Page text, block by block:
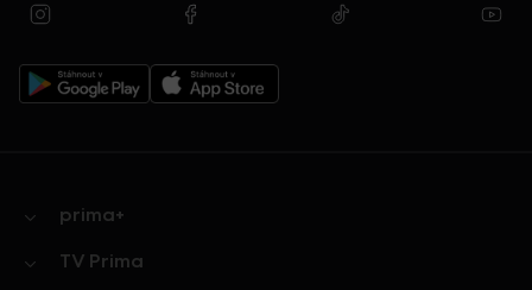
prima+
TV Prima